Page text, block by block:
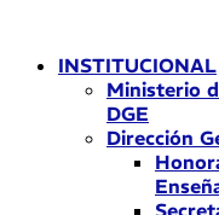
contenidoINSTITUCIONAL
Ministerio
DGE
Dirección